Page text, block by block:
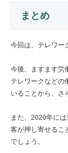
まとめ
今回は、テレワー
今後、ますます労
テレワークなどの
いることから、さ
また、2020年に
客が押し寄せるこ
でしょう。